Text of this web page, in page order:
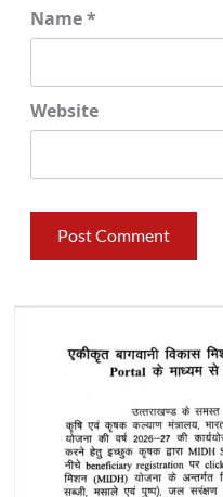
Name*
Website